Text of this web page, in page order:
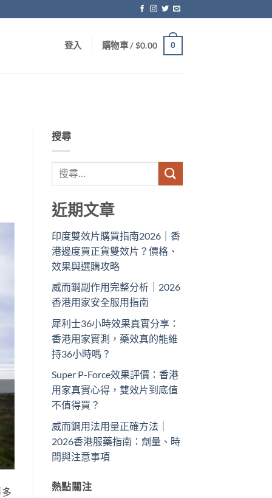
登入 購物車 /$0.00 0
搜尋
近期文章
印度雙效片購買指南2026｜香
港邊度買正貨雙效片？價格、
效果與選購攻略
威而鋼副作用完整分析｜2026
香港用家安全服用指南
犀利士36小時效果真實分享：
香港用家實測，藥效真的能維
持36小時嗎？
Super P-Force效果評價：香港
用家真實心得，雙效片到底值
不值得買？
威而鋼用法用量正確方法｜
2026香港服藥指南：劑量、時
間與注意事項
熱點關注